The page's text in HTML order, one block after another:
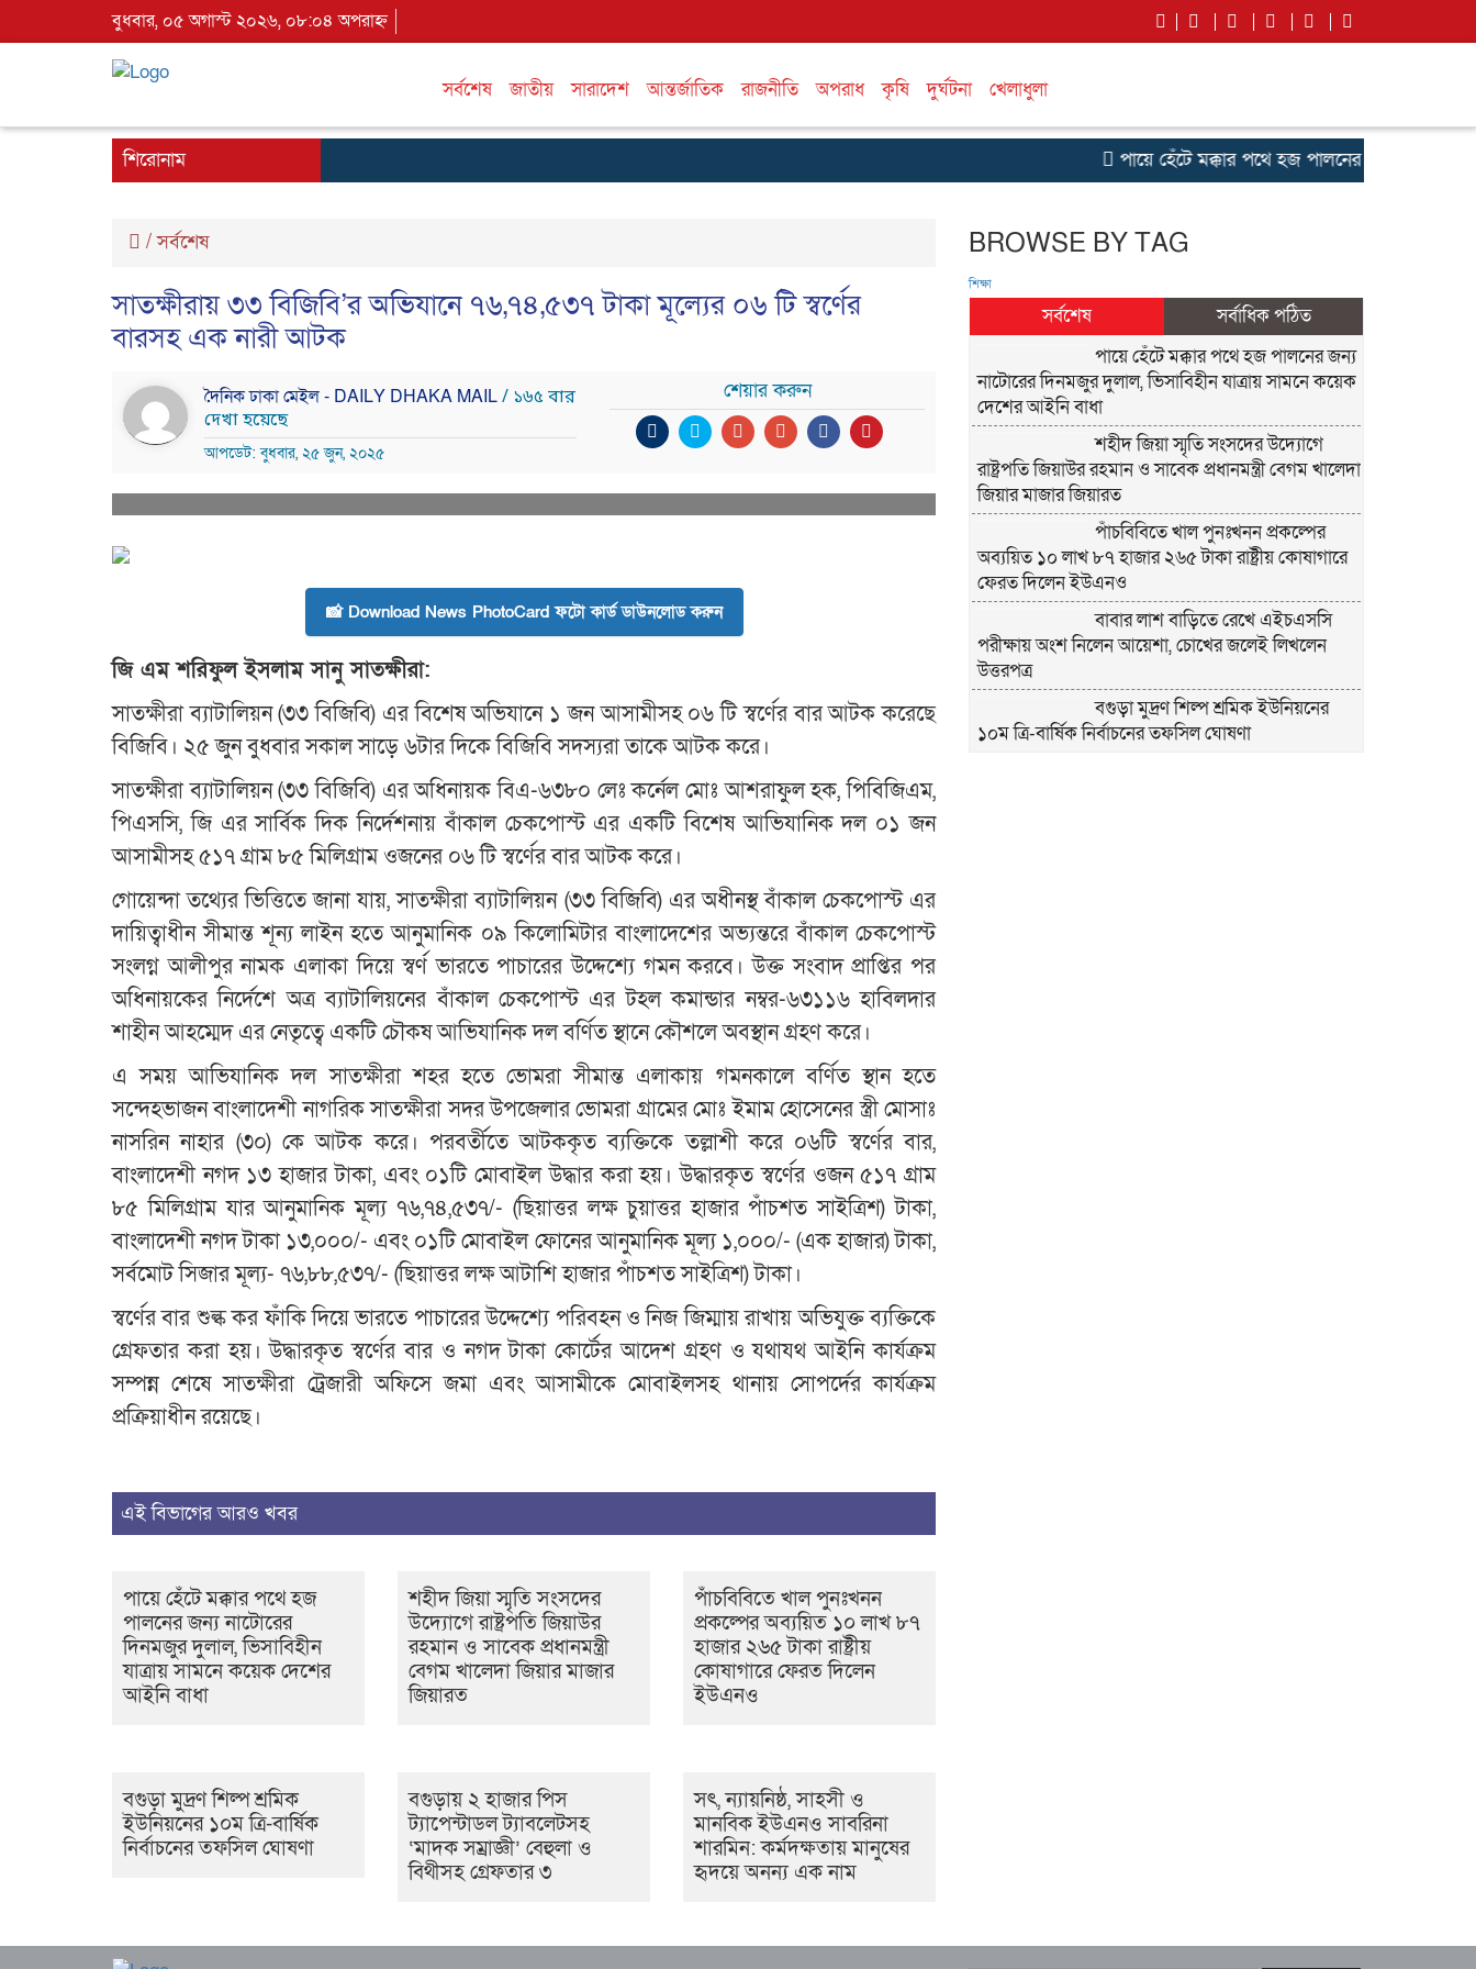
বুধবার, ০৫ অগাস্ট ২০২৬, ০৮:০৪ অপরাহ্ন
সর্বশেষ জাতীয় সারাদেশ আন্তর্জাতিক রাজনীতি অপরাধ কৃষি দুর্ঘটনা খেলাধুলা
শিরোনাম পায়ে হেঁটে মক্কার পথে হজ পালনের জন্য নাটোরের
/সর্বশেষ
সাতক্ষীরায় ৩৩ বিজিবি’র অভিযানে ৭৬,৭৪,৫৩৭ টাকা মূল্যের ০৬ টি স্বর্ণের
বারসহ এক নারী আটক
দৈনিক ঢাকা মেইল - DAILY DHAKA MAIL/ ১৬৫ বার
দেখা হয়েছে
আপডেট: বুধবার, ২৫ জুন, ২০২৫
শেয়ার করুন
📸 Download News PhotoCard ফটো কার্ড ডাউনলোড করুন
জি এম শরিফুল ইসলাম সানু সাতক্ষীরা:
সাতক্ষীরা ব্যাটালিয়ন (৩৩ বিজিবি) এর বিশেষ অভিযানে ১ জন আসামীসহ ০৬ টি স্বর্ণের বার আটক করেছে
বিজিবি। ২৫ জুন বুধবার সকাল সাড়ে ৬টার দিকে বিজিবি সদস্যরা তাকে আটক করে।
সাতক্ষীরা ব্যাটালিয়ন (৩৩ বিজিবি) এর অধিনায়ক বিএ-৬৩৮০ লেঃ কর্নেল মোঃ আশরাফুল হক, পিবিজিএম,
পিএসসি, জি এর সার্বিক দিক নির্দেশনায় বাঁকাল চেকপোস্ট এর একটি বিশেষ আভিযানিক দল ০১ জন
আসামীসহ ৫১৭ গ্রাম ৮৫ মিলিগ্রাম ওজনের ০৬ টি স্বর্ণের বার আটক করে।
গোয়েন্দা তথ্যের ভিত্তিতে জানা যায়, সাতক্ষীরা ব্যাটালিয়ন (৩৩ বিজিবি) এর অধীনস্থ বাঁকাল চেকপোস্ট এর
দায়িত্বাধীন সীমান্ত শূন্য লাইন হতে আনুমানিক ০৯ কিলোমিটার বাংলাদেশের অভ্যন্তরে বাঁকাল চেকপোস্ট
সংলগ্ন আলীপুর নামক এলাকা দিয়ে স্বর্ণ ভারতে পাচারের উদ্দেশ্যে গমন করবে। উক্ত সংবাদ প্রাপ্তির পর
অধিনায়কের নির্দেশে অত্র ব্যাটালিয়নের বাঁকাল চেকপোস্ট এর টহল কমান্ডার নম্বর-৬৩১১৬ হাবিলদার
শাহীন আহম্মেদ এর নেতৃত্বে একটি চৌকষ আভিযানিক দল বর্ণিত স্থানে কৌশলে অবস্থান গ্রহণ করে।
এ সময় আভিযানিক দল সাতক্ষীরা শহর হতে ভোমরা সীমান্ত এলাকায় গমনকালে বর্ণিত স্থান হতে
সন্দেহভাজন বাংলাদেশী নাগরিক সাতক্ষীরা সদর উপজেলার ভোমরা গ্রামের মোঃ ইমাম হোসেনের স্ত্রী মোসাঃ
নাসরিন নাহার (৩০) কে আটক করে। পরবর্তীতে আটককৃত ব্যক্তিকে তল্লাশী করে ০৬টি স্বর্ণের বার,
বাংলাদেশী নগদ ১৩ হাজার টাকা, এবং ০১টি মোবাইল উদ্ধার করা হয়। উদ্ধারকৃত স্বর্ণের ওজন ৫১৭ গ্রাম
৮৫ মিলিগ্রাম যার আনুমানিক মূল্য ৭৬,৭৪,৫৩৭/- (ছিয়াত্তর লক্ষ চুয়াত্তর হাজার পাঁচশত সাইত্রিশ) টাকা,
বাংলাদেশী নগদ টাকা ১৩,০০০/- এবং ০১টি মোবাইল ফোনের আনুমানিক মূল্য ১,০০০/- (এক হাজার) টাকা,
সর্বমোট সিজার মূল্য- ৭৬,৮৮,৫৩৭/- (ছিয়াত্তর লক্ষ আটাশি হাজার পাঁচশত সাইত্রিশ) টাকা।
স্বর্ণের বার শুল্ক কর ফাঁকি দিয়ে ভারতে পাচারের উদ্দেশ্যে পরিবহন ও নিজ জিম্মায় রাখায় অভিযুক্ত ব্যক্তিকে
গ্রেফতার করা হয়। উদ্ধারকৃত স্বর্ণের বার ও নগদ টাকা কোর্টের আদেশ গ্রহণ ও যথাযথ আইনি কার্যক্রম
সম্পন্ন শেষে সাতক্ষীরা ট্রেজারী অফিসে জমা এবং আসামীকে মোবাইলসহ থানায় সোপর্দের কার্যক্রম
প্রক্রিয়াধীন রয়েছে।
এই বিভাগের আরও খবর
পায়ে হেঁটে মক্কার পথে হজ
পালনের জন্য নাটোরের
দিনমজুর দুলাল, ভিসাবিহীন
যাত্রায় সামনে কয়েক দেশের
আইনি বাধা
শহীদ জিয়া স্মৃতি সংসদের
উদ্যোগে রাষ্ট্রপতি জিয়াউর
রহমান ও সাবেক প্রধানমন্ত্রী
বেগম খালেদা জিয়ার মাজার
জিয়ারত
পাঁচবিবিতে খাল পুনঃখনন
প্রকল্পের অব্যয়িত ১০ লাখ ৮৭
হাজার ২৬৫ টাকা রাষ্ট্রীয়
কোষাগারে ফেরত দিলেন
ইউএনও
বগুড়া মুদ্রণ শিল্প শ্রমিক
ইউনিয়নের ১০ম ত্রি-বার্ষিক
নির্বাচনের তফসিল ঘোষণা
বগুড়ায় ২ হাজার পিস
ট্যাপেন্টাডল ট্যাবলেটসহ
‘মাদক সম্রাজ্ঞী’ বেহুলা ও
বিথীসহ গ্রেফতার ৩
সৎ, ন্যায়নিষ্ঠ, সাহসী ও
মানবিক ইউএনও সাবরিনা
শারমিন: কর্মদক্ষতায় মানুষের
হৃদয়ে অনন্য এক নাম
BROWSE BY TAG
শিক্ষা
সর্বশেষ
সর্বাধিক পঠিত
পায়ে হেঁটে মক্কার পথে হজ পালনের জন্য
নাটোরের দিনমজুর দুলাল, ভিসাবিহীন যাত্রায় সামনে কয়েক
দেশের আইনি বাধা
শহীদ জিয়া স্মৃতি সংসদের উদ্যোগে
রাষ্ট্রপতি জিয়াউর রহমান ও সাবেক প্রধানমন্ত্রী বেগম খালেদা
জিয়ার মাজার জিয়ারত
পাঁচবিবিতে খাল পুনঃখনন প্রকল্পের
অব্যয়িত ১০ লাখ ৮৭ হাজার ২৬৫ টাকা রাষ্ট্রীয় কোষাগারে
ফেরত দিলেন ইউএনও
বাবার লাশ বাড়িতে রেখে এইচএসসি
পরীক্ষায় অংশ নিলেন আয়েশা, চোখের জলেই লিখলেন
উত্তরপত্র
বগুড়া মুদ্রণ শিল্প শ্রমিক ইউনিয়নের
১০ম ত্রি-বার্ষিক নির্বাচনের তফসিল ঘোষণা